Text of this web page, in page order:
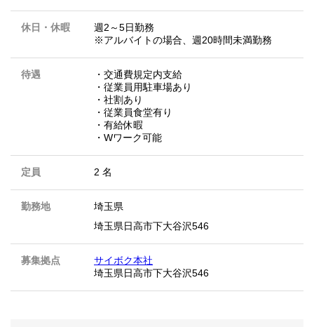
休日・休暇
週2～5日勤務
※アルバイトの場合、週20時間未満勤務
待遇
・交通費規定内支給
・従業員用駐車場あり
・社割あり
・従業員食堂有り
・有給休暇
・Wワーク可能
定員 2 名
勤務地
埼玉県
埼玉県日高市下大谷沢546
募集拠点
サイボク本社
埼玉県日高市下大谷沢546